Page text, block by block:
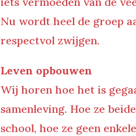
Nu wordt heel de groep
respectvol zwijgen.
Leven opbouwen
Wij horen hoe het is
samenleving. Hoe ze
school, hoe ze geen